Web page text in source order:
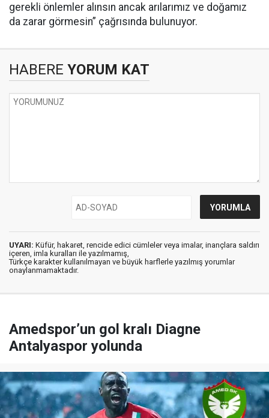
gerekli önlemler alınsın ancak arılarımız ve doğamız
da zarar görmesin” çağrısında bulunuyor.
HABERE YORUM KAT
UYARI: Küfür, hakaret, rencide edici cümleler veya imalar, inançlara saldırı
içeren, imla kuralları ile yazılmamış,
Türkçe karakter kullanılmayan ve büyük harflerle yazılmış yorumlar
onaylanmamaktadır.
Amedspor’un gol kralı Diagne
Antalyaspor yolunda